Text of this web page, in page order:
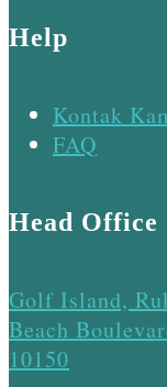
Help
Kontak
FAQ
Head Office
Golf Island,
Beach
10150